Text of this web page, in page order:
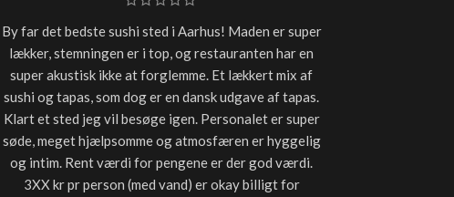
By far det bedste sushi sted i Aarhus! Maden er super
lækker, stemningen er i top, og restauranten har en
super akustisk ikke at forglemme. Et lækkert mix af
sushi og tapas, som dog er en dansk udgave af tapas.
Klart et sted jeg vil besøge igen. Personalet er super
søde, meget hjælpsomme og atmosfæren er hyggelig
og intim. Rent værdi for pengene er der god værdi.
3XX kr pr person (med vand) er okay billigt for